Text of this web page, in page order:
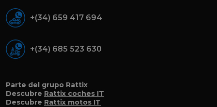
+(34) 659 417 694
+(34) 685 523 630
Parte del grupo Rattix
Descubre Rattix coches IT
Descubre Rattix motos IT